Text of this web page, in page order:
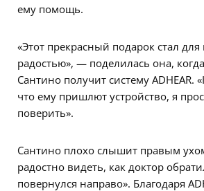
ему помощь.
«Этот прекрасный подарок стал
радостью», — поделилась она,
Сантино получит систему ADHEAR.
что ему пришлют устройство, я
поверить».
Сантино плохо слышит правым
радостно видеть, как доктор
повернулся направо». Благодаря